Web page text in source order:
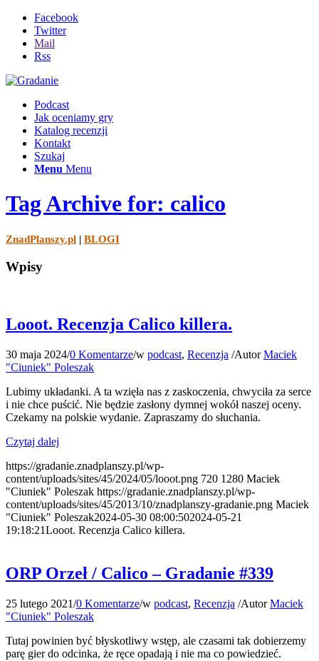
Facebook
Twitter
Mail
Rss
Podcast
Jak oceniamy gry
Katalog recenzji
Kontakt
Szukaj
Menu Menu
Tag Archive for: calico
ZnadPlanszy.pl | BLOGI
Wpisy
Looot. Recenzja Calico killera.
30 maja 2024/0 Komentarze/w podcast, Recenzja /AutorMaciek
"Ciuniek" Poleszak
Lubimy układanki. A ta wzięła nas z zaskoczenia, chwyciła za serce
i nie chce puścić. Nie będzie zasłony dymnej wokół naszej oceny.
Czekamy na polskie wydanie. Zapraszamy do słuchania.
Czytaj dalej
https://gradanie.znadplanszy.pl/wp-
content/uploads/sites/45/2024/05/looot.png 720 1280 Maciek
"Ciuniek" Poleszak https://gradanie.znadplanszy.pl/wp-
content/uploads/sites/45/2013/10/znadplanszy-gradanie.png Maciek
"Ciuniek" Poleszak2024-05-30 08:00:502024-05-21
19:18:21Looot. Recenzja Calico killera.
ORP Orzeł / Calico – Gradanie #339
25 lutego 2021/0 Komentarze/w podcast, Recenzja /AutorMaciek
"Ciuniek" Poleszak
Tutaj powinien być błyskotliwy wstęp, ale czasami tak dobierzemy
parę gier do odcinka, że ręce opadają i nie ma co powiedzieć.